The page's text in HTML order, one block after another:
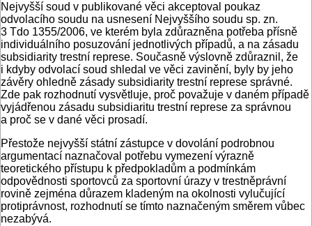
Nejvyšší soud v publikované věci akceptoval poukaz
odvolacího soudu na usnesení Nejvyššího soudu sp. zn.
3 Tdo 1355/2006, ve kterém byla zdůrazněna potřeba přísně
individuálního posuzování jednotlivých případů, a na zásadu
subsidiarity trestní represe. Současně výslovně zdůraznil, že
i kdyby odvolací soud shledal ve věci zavinění, byly by jeho
závěry ohledně zásady subsidiarity trestní represe správné.
Zde pak rozhodnutí vysvětluje, proč považuje v daném případě
vyjádřenou zásadu subsidiaritu trestní represe za správnou
a proč se v dané věci prosadí.
Přestože nejvyšší státní zástupce v dovolání podrobnou
argumentací naznačoval potřebu vymezení výrazně
teoretického přístupu k předpokladům a podmínkám
odpovědnosti sportovců za sportovní úrazy v trestněprávní
rovině zejména důrazem kladeným na okolnosti vylučující
protiprávnost, rozhodnutí se tímto naznačeným směrem vůbec
nezabývá.